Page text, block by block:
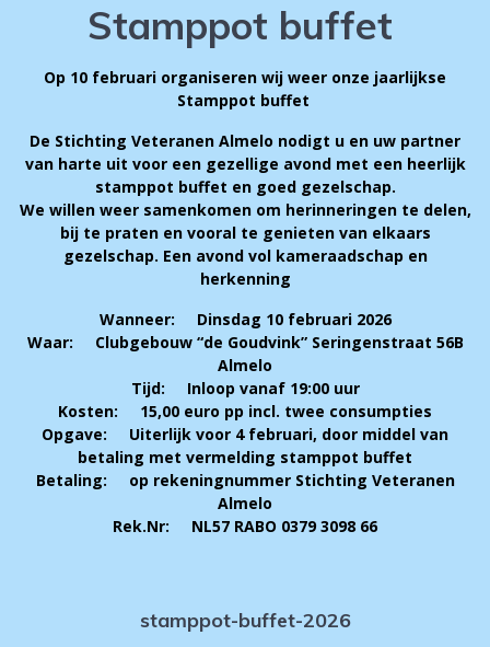
Stamppot buffet
Op 10 februari organiseren wij weer onze jaarlijkse
Stamppot buffet
De Stichting Veteranen Almelo nodigt u en uw partner
van harte uit voor een gezellige avond met een heerlijk
stamppot buffet en goed gezelschap.
We willen weer samenkomen om herinneringen te delen,
bij te praten en vooral te genieten van elkaars
gezelschap. Een avond vol kameraadschap en
herkenning
Wanneer: Dinsdag 10 februari 2026
Waar: Clubgebouw “de Goudvink” Seringenstraat 56B
Almelo
Tijd: Inloop vanaf 19:00 uur
Kosten: 15,00 euro pp incl. twee consumpties
Opgave: Uiterlijk voor 4 februari, door middel van
betaling met vermelding stamppot buffet
Betaling: op rekeningnummer Stichting Veteranen
Almelo
Rek.Nr: NL57 RABO 0379 3098 66
stamppot-buffet-2026